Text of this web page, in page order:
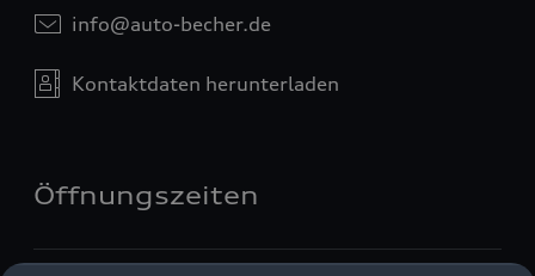
info@auto-becher.de
Kontaktdaten herunterladen
Öffnungszeiten